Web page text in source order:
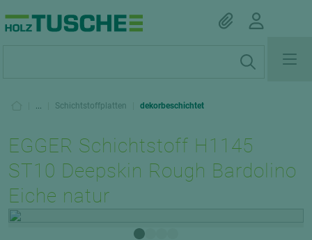
... Schichtstoffplatten dekorbeschichtet
EGGER Schichtstoff H1145
ST10 Deepskin Rough Bardolino
Eiche natur